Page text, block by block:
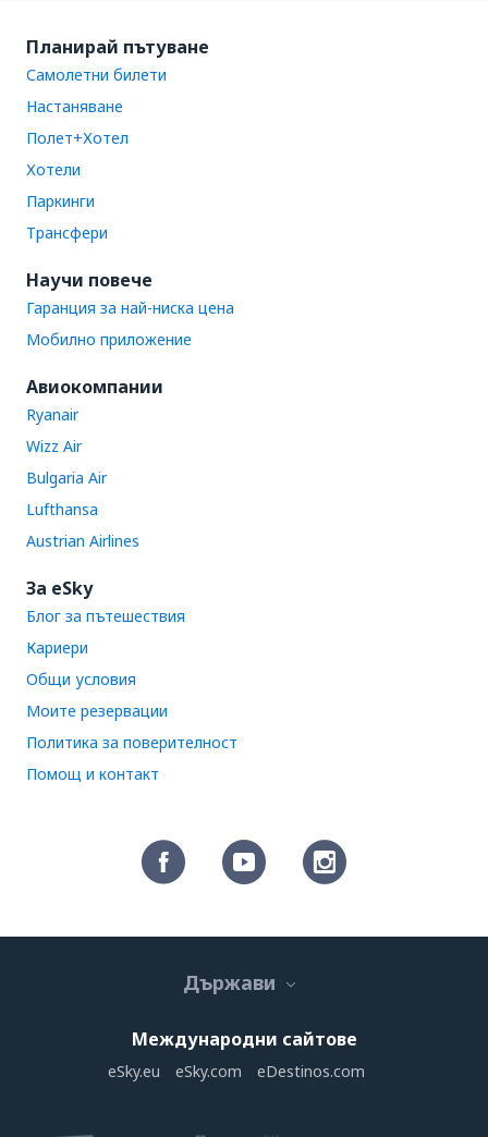
Планирай пътуване
Самолетни билети
Настаняване
Полет+Хотел
Хотели
Паркинги
Трансфери
Научи повече
Гаранция за най-ниска цена
Мобилно приложение
Авиокомпании
Ryanair
Wizz Air
Bulgaria Air
Lufthansa
Austrian Airlines
За eSky
Блог за пътешествия
Кариери
Общи условия
Моите резервации
Политика за поверителност
Помощ и контакт
Държави
Международни сайтове
eSky.eu eSky.com eDestinos.com